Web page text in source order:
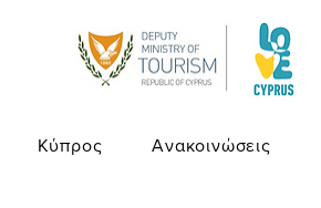
Κύπρος Ανακοινώσεις